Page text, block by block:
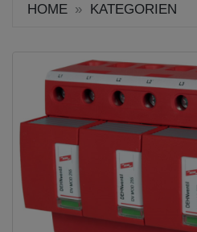
HOME KATEGORIEN